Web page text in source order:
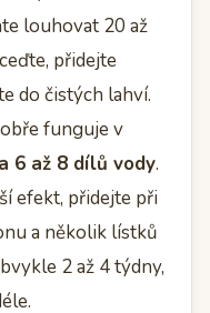
louhovat 20 až
přidejte
do čistých lahví.
funguje v
6 až 8 dílů vody.
efekt, přidejte při
a několik lístků
2 až 4 týdny,